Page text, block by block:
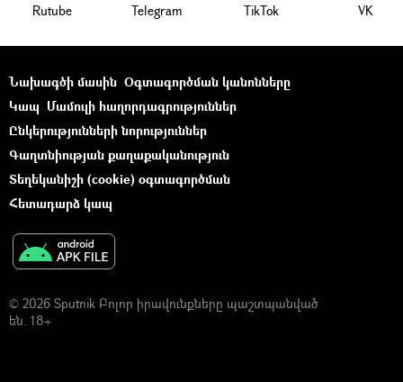
Rutube Telegram ТikТоk VK
Նախագծի մասին Օգտագործման կանոնները
Կապ Մամուլի հաղորդագրություններ
Ընկերությունների նորություններ
Գաղտնիության քաղաքականություն
Տեղեկանիշի (cookie) օգտագործման
Հետադարձ կապ
© 2026 Sputnik Բոլոր իրավունքները պաշտպանված
են. 18+